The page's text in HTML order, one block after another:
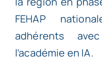
FEHAP
adhérents
l’académie en IA.